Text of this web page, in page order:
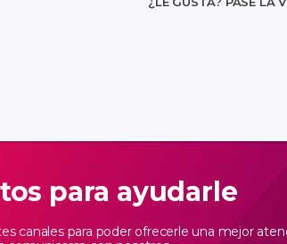
para ayudarle
canales para poder ofrecerle una mejor